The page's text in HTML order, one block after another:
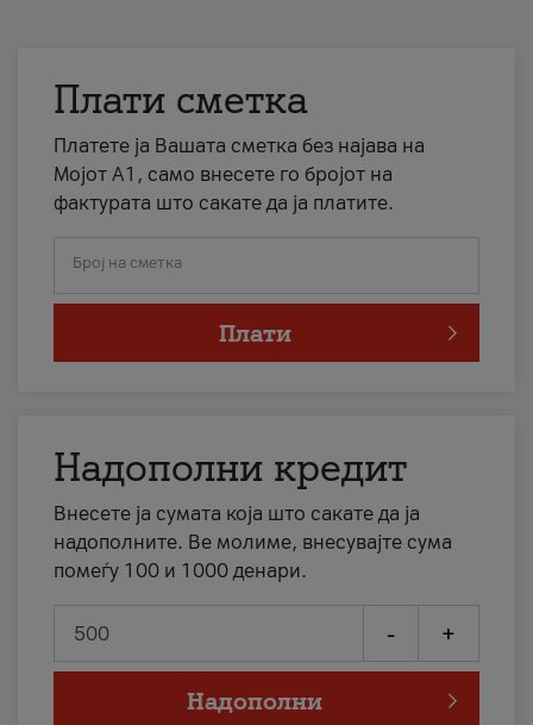
Плати сметка
Платете ја Вашата сметка без најава на
Мојот А1, само внесете го бројот на
фактурата што сакате да ја платите.
Број на сметка
Плати
Надополни кредит
Внесете ја сумата која што сакате да ја
надополните. Ве молиме, внесувајте сума
помеѓу 100 и 1000 денари.
- +
Надополни